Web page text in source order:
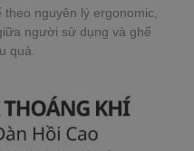
nguyên lý ergonomic,
người sử dụng và ghế
quả.